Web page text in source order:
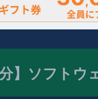
分】ソフトウ